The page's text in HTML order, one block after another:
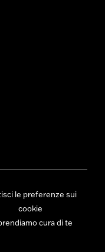
le preferenze sui
cookie
cura di te